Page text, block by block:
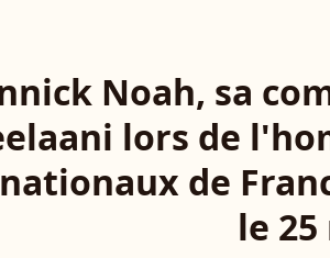
Noah, sa
lors de
de
le 25